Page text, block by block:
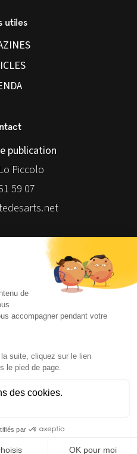
utiles
publication
Piccolo
59 07
Tous droits réservés
Réalisation Isomorph